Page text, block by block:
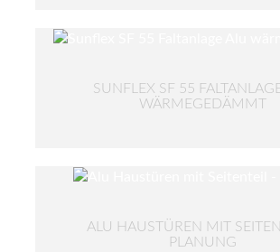
SUNFLEX SF 55
WÄRMEGEDÄMMT
ALU HAUSTÜREN MIT
PLANUNG